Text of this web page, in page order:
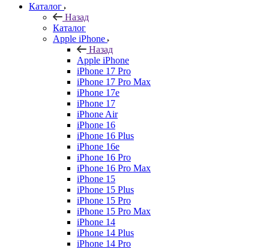
Каталог
Назад
Каталог
Apple iPhone
Назад
Apple iPhone
iPhone 17 Pro
iPhone 17 Pro Max
iPhone 17e
iPhone 17
iPhone Air
iPhone 16
iPhone 16 Plus
iPhone 16e
iPhone 16 Pro
iPhone 16 Pro Max
iPhone 15
iPhone 15 Plus
iPhone 15 Pro
iPhone 15 Pro Max
iPhone 14
iPhone 14 Plus
iPhone 14 Pro